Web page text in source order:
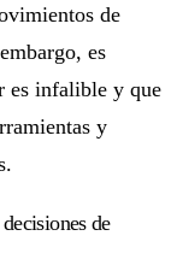
de
es
es infalible y que
y
de